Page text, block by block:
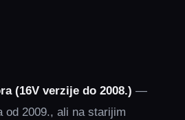
(16V verzije do 2008.) —
od 2009., ali na starijim